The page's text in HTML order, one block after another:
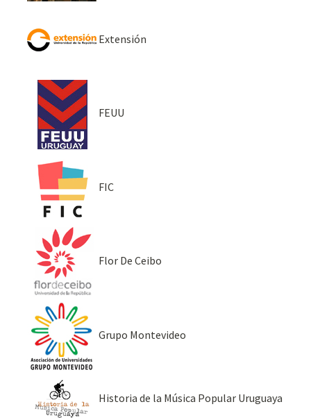
Extensión
FEUU
FIC
Flor De Ceibo
Grupo Montevideo
Historia de la Música Popular Uruguaya